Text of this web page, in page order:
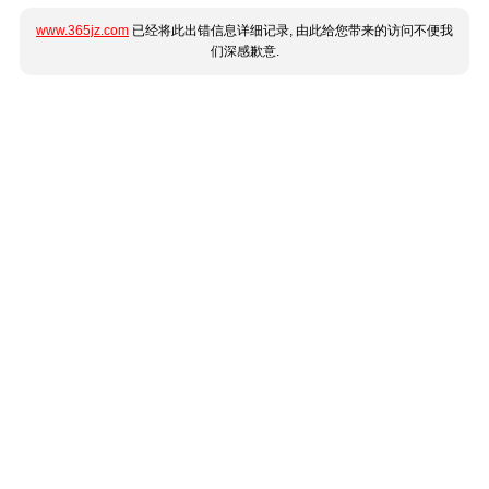
www.365jz.com 已经将此出错信息详细记录, 由此给您带来的访问不便我
们深感歉意.